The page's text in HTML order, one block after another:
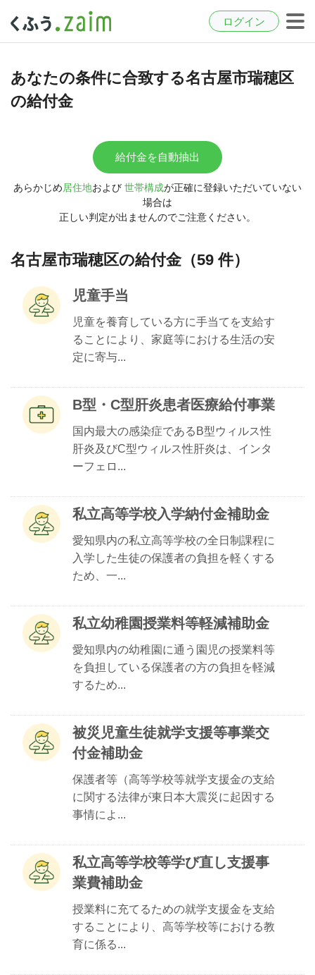
ログイン
あなたの条件に合致する名古屋市瑞穂区
の給付金
給付金を自動抽出
あらかじめ居住地および 世帯構成が正確に登録いただいていない
場合は
正しい判定が出ませんのでご注意ください。
名古屋市瑞穂区の給付金（59 件）
児童手当
児童を養育している方に手当てを支給す
ることにより、家庭等における生活の安
定に寄与...
B型・C型肝炎患者医療給付事業
国内最大の感染症であるB型ウィルス性
肝炎及びC型ウィルス性肝炎は、インタ
ーフェロ...
私立高等学校入学納付金補助金
愛知県内の私立高等学校の全日制課程に
入学した生徒の保護者の負担を軽くする
ため、一...
私立幼稚園授業料等軽減補助金
愛知県内の幼稚園に通う園児の授業料等
を負担している保護者の方の負担を軽減
するため...
被災児童生徒就学支援等事業交
付金補助金
保護者等（高等学校等就学支援金の支給
に関する法律が東日本大震災に起因する
事情によ...
私立高等学校等学び直し支援事
業費補助金
授業料に充てるための就学支援金を支給
することにより、高等学校等における教
育に係る...